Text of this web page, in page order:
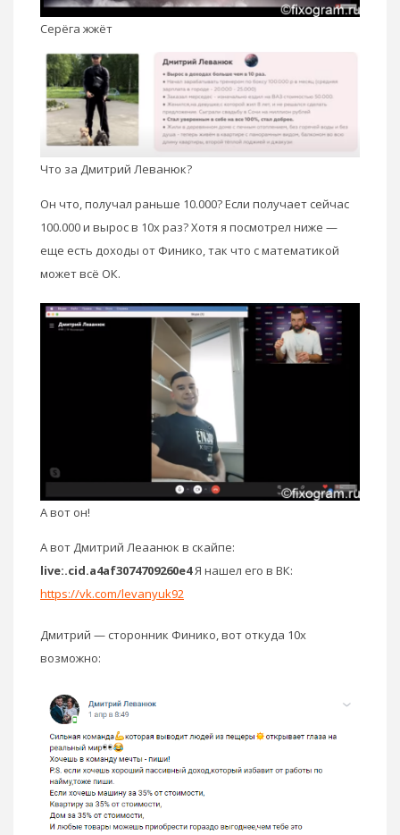
Серёга жжёт
Что за Дмитрий Леванюк?
Он что, получал раньше 10.000? Если получает сейчас
100.000 и вырос в 10х раз? Хотя я посмотрел ниже —
еще есть доходы от Финико, так что с математикой
может всё ОК.
А вот он!
А вот Дмитрий Леаанюк в скайпе:
live:.cid.a4af3074709260e4Я нашел его в ВК:
https://vk.com/levanyuk92
Дмитрий — сторонник Финико, вот откуда 10х
возможно: